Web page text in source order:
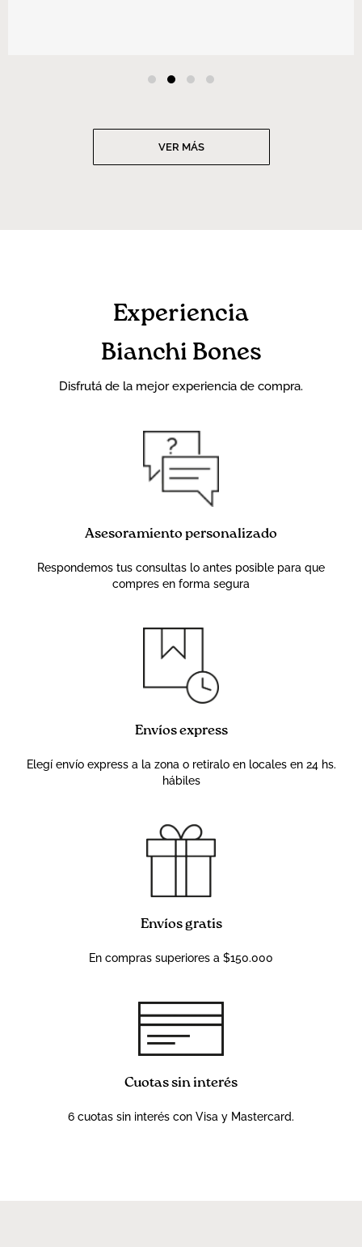
VER MÁS
Experiencia
Bianchi Bones
Disfrutá de la mejor experiencia de compra.
Asesoramiento personalizado
Respondemos tus consultas lo antes posible para que
compres en forma segura
Envíos express
Elegí envío express a la zona o retiralo en locales en 24 hs.
hábiles
Envíos gratis
En compras superiores a $150.000
Cuotas sin interés
6 cuotas sin interés con Visa y Mastercard.